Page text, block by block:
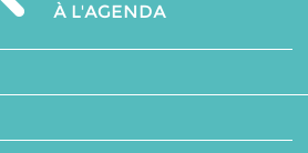
À L'AGENDA